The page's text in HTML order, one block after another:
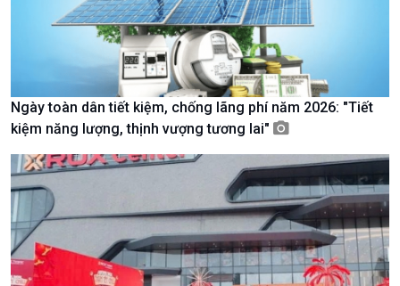
Thời sự 21h30
Bản tin
Chuyên mục
Theo dòng Thời sự
Ngày toàn dân tiết kiệm, chống lãng phí năm 2026: "Tiết
kiệm năng lượng, thịnh vượng tương lai"